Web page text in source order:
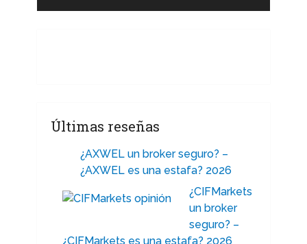
Últimas reseñas
¿AXWEL un broker seguro? –
¿AXWEL es una estafa? 2026
¿CIFMarkets
un broker
seguro? –
¿CIFMarkets es una estafa? 2026